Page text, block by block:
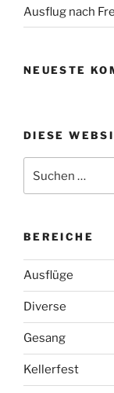
Ausflug nach
NEUESTE
DIESE
nach:
BEREICHE
Ausflüge
Diverse
Gesang
Kellerfest